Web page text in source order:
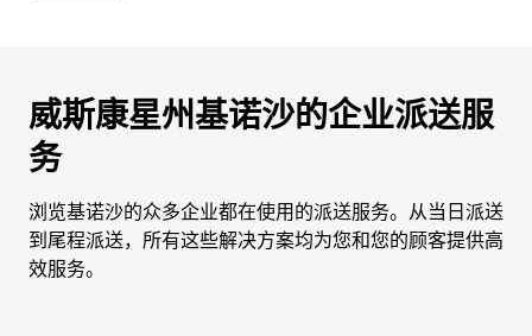
威斯康星州基诺沙的企业派送服
务
浏览基诺沙的众多企业都在使用的派送服务。从当日派送
到尾程派送，所有这些解决方案均为您和您的顾客提供高
效服务。